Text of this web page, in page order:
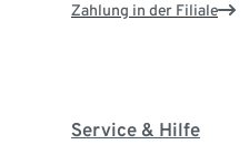
Zahlung in der Filiale
Service & Hilfe